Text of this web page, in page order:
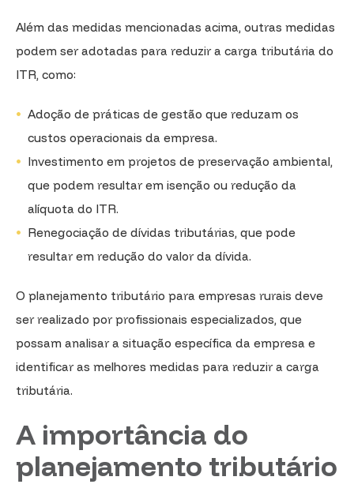
Além das medidas mencionadas acima, outras medidas
podem ser adotadas para reduzir a carga tributária do
ITR, como:
Adoção de práticas de gestão que reduzam os
custos operacionais da empresa.
Investimento em projetos de preservação ambiental,
que podem resultar em isenção ou redução da
alíquota do ITR.
Renegociação de dívidas tributárias, que pode
resultar em redução do valor da dívida.
O planejamento tributário para empresas rurais deve
ser realizado por profissionais especializados, que
possam analisar a situação específica da empresa e
identificar as melhores medidas para reduzir a carga
tributária.
A importância do
planejamento tributário